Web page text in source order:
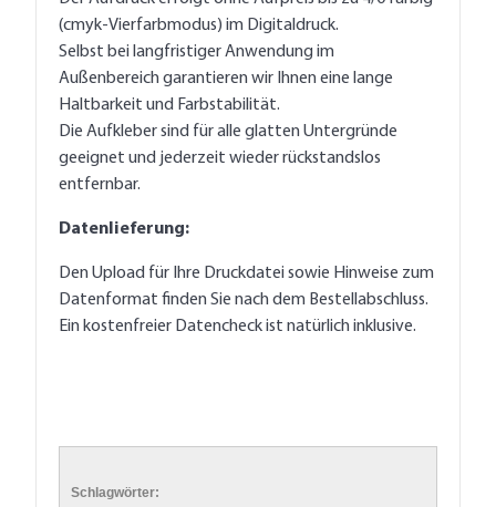
(cmyk-Vierfarbmodus) im Digitaldruck.
Selbst bei langfristiger Anwendung im
Außenbereich garantieren wir Ihnen eine lange
Haltbarkeit und Farbstabilität.
Die Aufkleber sind für alle glatten Untergründe
geeignet und jederzeit wieder rückstandslos
entfernbar.
Datenlieferung:
Den Upload für Ihre Druckdatei sowie Hinweise zum
Datenformat finden Sie nach dem Bestellabschluss.
Ein kostenfreier Datencheck ist natürlich inklusive.
Schlagwörter: